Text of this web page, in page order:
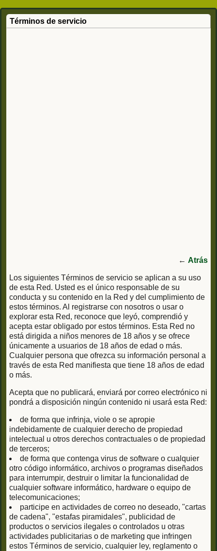
Términos de servicio
← Atrás
Los siguientes Términos de servicio se aplican a su uso
de esta Red. Usted es el único responsable de su
conducta y su contenido en la Red y del cumplimiento de
estos términos. Al registrarse con nosotros o usar o
explorar esta Red, reconoce que leyó, comprendió y
acepta estar obligado por estos términos. Esta Red no
está dirigida a niños menores de 18 años y se ofrece
únicamente a usuarios de 18 años de edad o más.
Cualquier persona que ofrezca su información personal a
través de esta Red manifiesta que tiene 18 años de edad
o más.
Acepta que no publicará, enviará por correo electrónico ni
pondrá a disposición ningún contenido ni usará esta Red:
de forma que infrinja, viole o se apropie
indebidamente de cualquier derecho de propiedad
intelectual u otros derechos contractuales o de propiedad
de terceros;
de forma que contenga virus de software o cualquier
otro código informático, archivos o programas diseñados
para interrumpir, destruir o limitar la funcionalidad de
cualquier software informático, hardware o equipo de
telecomunicaciones;
participe en actividades de correo no deseado, "cartas
de cadena", "estafas piramidales", publicidad de
productos o servicios ilegales o controlados u otras
actividades publicitarias o de marketing que infringen
estos Términos de servicio, cualquier ley, reglamento o